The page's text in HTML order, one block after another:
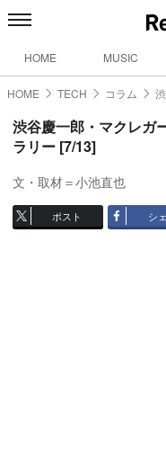
HOME MUSIC
HOME TECH コラム
渋谷慶一郎・マクレ
ラリー [7/13]
文・取材＝小池直也
ポスト シ